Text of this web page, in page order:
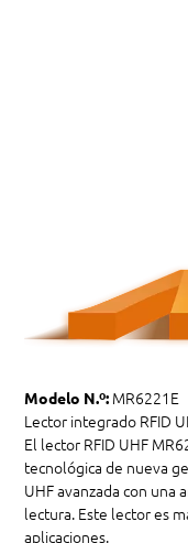
Modelo N.º: MR6221E
Lector integrado RFID
El lector RFID UHF
tecnológica de nueva
UHF avanzada con una
lectura. Este lector es
aplicaciones.